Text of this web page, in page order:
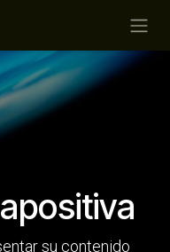
su contenido